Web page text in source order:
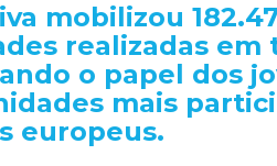
mobilizou
realizadas
o papel dos
mais
europeus.